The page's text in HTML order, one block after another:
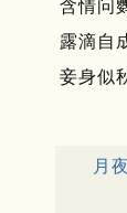
含情问
露滴自
妾身似
月